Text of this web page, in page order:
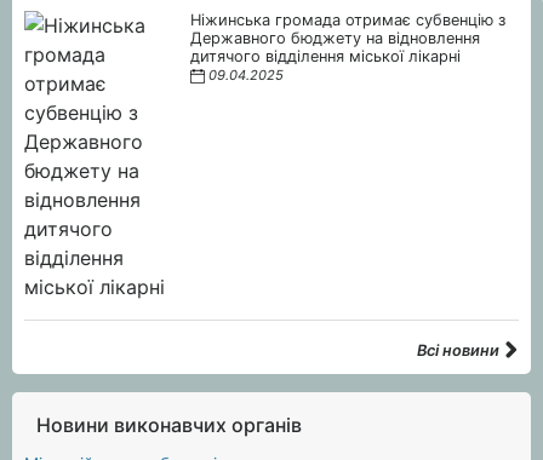
Ніжинська громада отримає субвенцію з
Державного бюджету на відновлення
дитячого відділення міської лікарні
09.04.2025
Всі новини
Новини виконавчих органів